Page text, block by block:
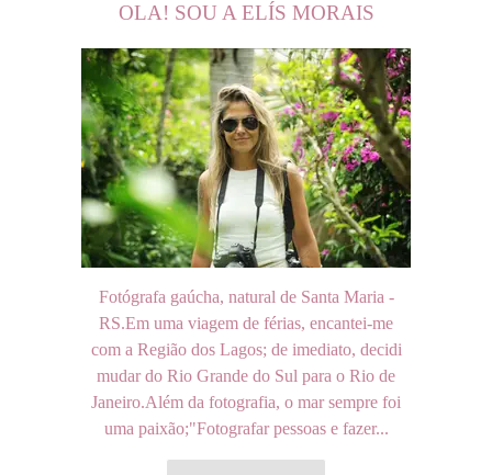
OLA! SOU A ELÍS MORAIS
Fotógrafa gaúcha, natural de Santa Maria -
RS.Em uma viagem de férias, encantei-me
com a Região dos Lagos; de imediato, decidi
mudar do Rio Grande do Sul para o Rio de
Janeiro.Além da fotografia, o mar sempre foi
uma paixão;"Fotografar pessoas e fazer...